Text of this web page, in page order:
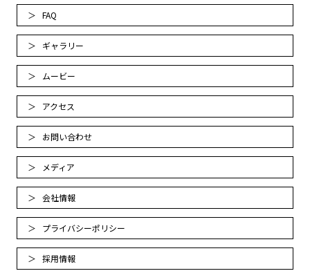
FAQ
ギャラリー
ムービー
アクセス
お問い合わせ
メディア
会社情報
プライバシーポリシー
採用情報